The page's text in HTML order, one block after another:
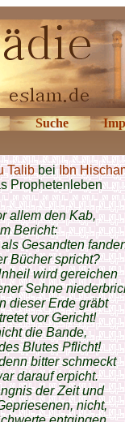
Suche
TalibbeiIbn
Prophetenleben
allem den Kab,
Bericht:
Gesandten
Bücher spricht?
wird gereichen
Sehne
dieser Erde gräbt
vor Gericht!
die Bande,
Blutes Pflicht!
bitter schmeckt
darauf erpicht.
der Zeit und
nicht,